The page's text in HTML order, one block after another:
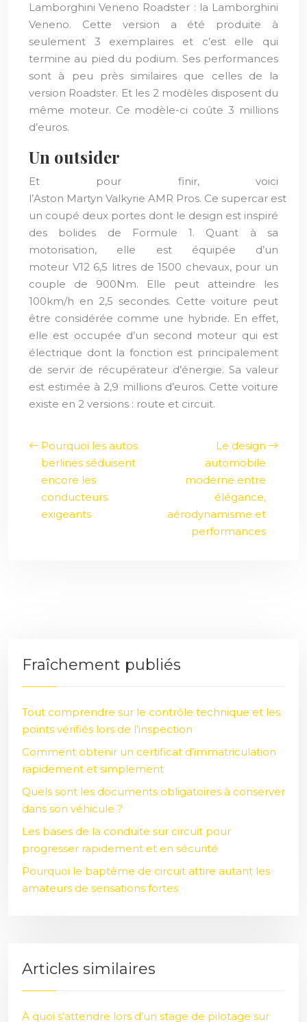
Lamborghini Veneno Roadster : la Lamborghini
Veneno. Cette version a été produite à
seulement 3 exemplaires et c’est elle qui
termine au pied du podium. Ses performances
sont à peu près similaires que celles de la
version Roadster. Et les 2 modèles disposent du
même moteur. Ce modèle-ci coûte 3 millions
d’euros.
Un outsider
Et pour finir, voici
l’Aston Martyn Valkyrie AMR Pros. Ce supercar est
un coupé deux portes dont le design est inspiré
des bolides de Formule 1. Quant à sa
motorisation, elle est équipée d’un
moteur V12 6,5 litres de 1500 chevaux, pour un
couple de 900Nm. Elle peut atteindre les
100km/h en 2,5 secondes. Cette voiture peut
être considérée comme une hybride. En effet,
elle est occupée d’un second moteur qui est
électrique dont la fonction est principalement
de servir de récupérateur d’énergie. Sa valeur
est estimée à 2,9 millions d’euros. Cette voiture
existe en 2 versions : route et circuit.
Pourquoi les autos
berlines séduisent
encore les
conducteurs
exigeants
Le design
automobile
moderne entre
élégance,
aérodynamisme et
performances
Fraîchement publiés
Tout comprendre sur le contrôle technique et les
points vérifiés lors de l’inspection
Comment obtenir un certificat d’immatriculation
rapidement et simplement
Quels sont les documents obligatoires à conserver
dans son véhicule ?
Les bases de la conduite sur circuit pour
progresser rapidement et en sécurité
Pourquoi le baptême de circuit attire autant les
amateurs de sensations fortes
Articles similaires
À quoi s’attendre lors d’un stage de pilotage sur